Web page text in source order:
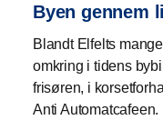
Byen gennem
Blandt Elfelts
omkring i tidens
frisøren, i
Anti Automatcafeen.